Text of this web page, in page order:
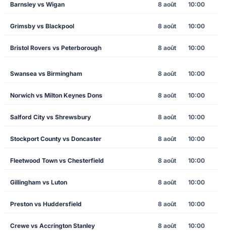
Barnsley vs Wigan 8 août 10:00
Grimsby vs Blackpool 8 août 10:00
Bristol Rovers vs Peterborough 8 août 10:00
Swansea vs Birmingham 8 août 10:00
Norwich vs Milton Keynes Dons 8 août 10:00
Salford City vs Shrewsbury 8 août 10:00
Stockport County vs Doncaster 8 août 10:00
Fleetwood Town vs Chesterfield 8 août 10:00
Gillingham vs Luton 8 août 10:00
Preston vs Huddersfield 8 août 10:00
Crewe vs Accrington Stanley 8 août 10:00